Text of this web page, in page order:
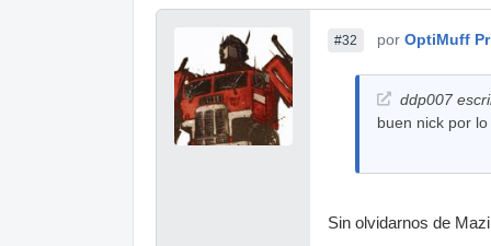
#32 por OptiMuff
ddp007
buen nick por
Sin olvidarnos de